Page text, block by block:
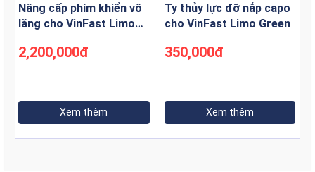
Công nghệ chế tạo và lắp ráp cốp hiện
Công nghệ quét 3d để tạo được file mềm để ra được
In 3D giúp tạo mẫu nhanh, thử nghiệm các thiết kế mới
và tối ưu hóa cấu trúc trước khi sản xuất hàng loạt.
Nâng cấp phím khiển vô
lăng cho VinFast Limo
2,200,000đ
Xem thêm
Ty thủy lực đỡ nắp capo
cho VinFast Limo Green
350,000đ
Xem thêm